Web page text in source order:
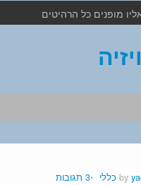
מופנים כל הרהיטים
כללי 3 תגובות